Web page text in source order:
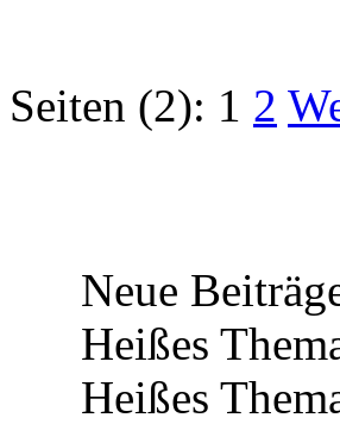
Seiten (2): 1 2
Neue
Heißes
Heißes